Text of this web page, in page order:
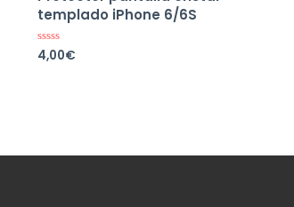
templado iPhone 6/6S
Valorado
en
4,00€